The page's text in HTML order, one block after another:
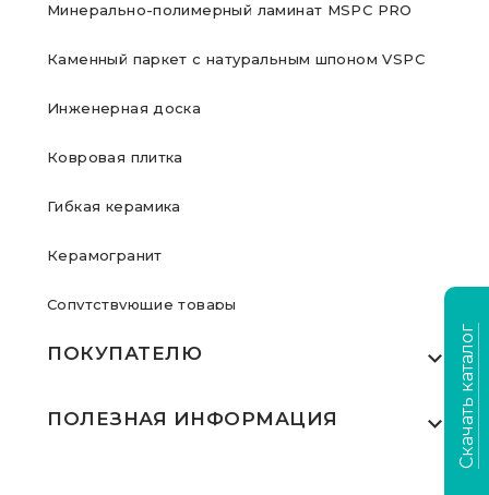
Минерально-полимерный ламинат MSPC PRO
Каменный паркет с натуральным шпоном VSPC
Инженерная доска
Ковровая плитка
Гибкая керамика
Керамогранит
Сопутствующие товары
ПОКУПАТЕЛЮ
Где купить
ПОЛЕЗНАЯ ИНФОРМАЦИЯ Скачать каталог